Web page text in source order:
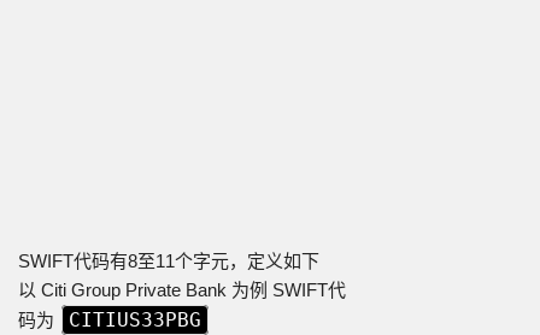
SWIFT代码有8至11个字元，定义如下
以 Citi Group Private Bank 为例 SWIFT代
码为
CITIUS33PBG